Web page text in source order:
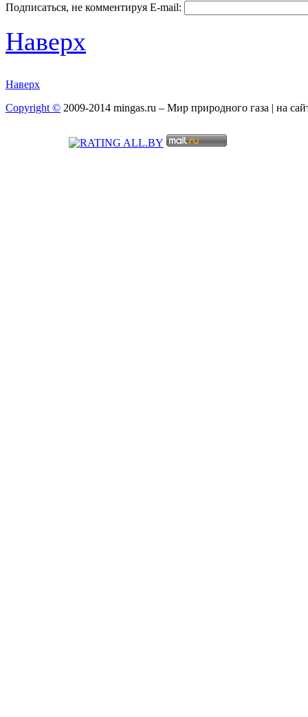
Подписаться, не комментируя E-mail:
Наверх
Наверх
Copyright © 2009-2014 mingas.ru – Мир природного газа | на